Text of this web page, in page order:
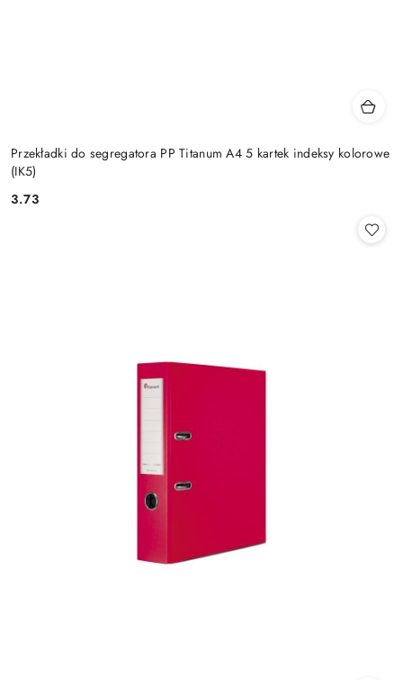
Przekładki do segregatora PP Titanum A4 5 kartek indeksy kolorowe
(IK5)
Cena:
3.73